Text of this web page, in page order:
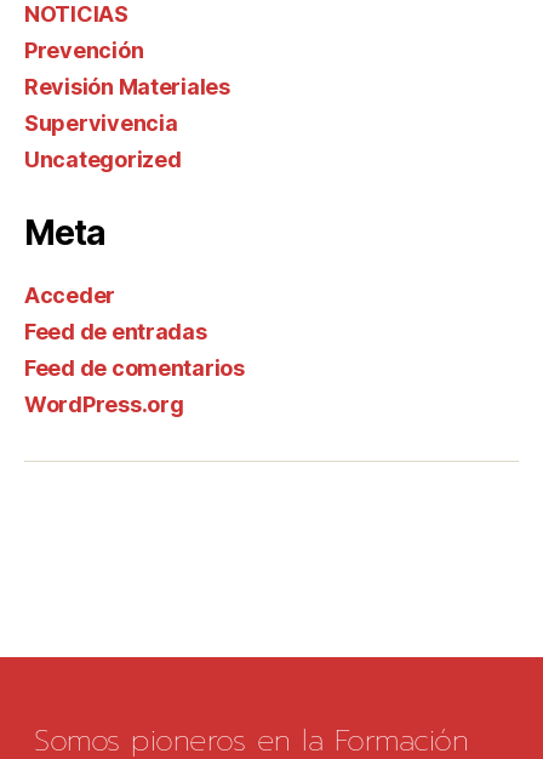
NOTICIAS
Prevención
Revisión Materiales
Supervivencia
Uncategorized
Meta
Acceder
Feed de entradas
Feed de comentarios
WordPress.org
Somos pioneros en la Formación